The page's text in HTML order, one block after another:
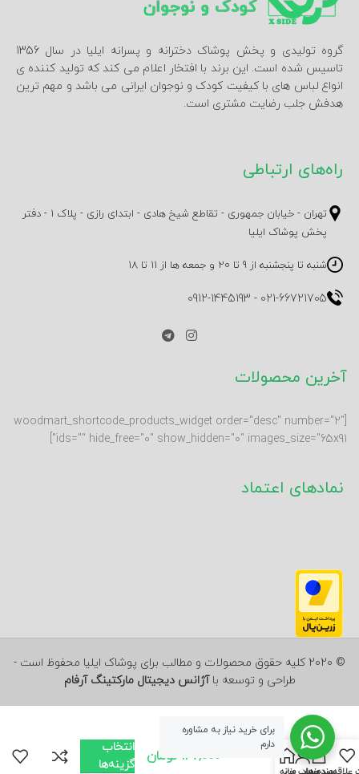
گروه تولیدی و پخش پوشاک دخترانه و پسرانه ایلیا در سال 1356
تاسیس شده است. این برند با افتخار اعلام می کند که تولید کننده ی
انواع لباس های با کیفیت کودک و نوجوان ایرانی می باشد و مهم ترین
هدفش جلب رضایت مشتری است.
راه‌های ارتباطی
تهران - خیابان جمهوری - تقاطع شیخ هادی - ابتدای رازی - پلاک 1 - دفتر
پخش پوشاک ایلیا
شنبه تا پنجشنبه از 9 تا 20 و جمعه ها از 11 تا 18
021-66721705
-
0912-1445193
آخرین محصولات
[woodmart_shortcode_products_widget order="desc" number="2"
ids="" hide_free="0" show_hidden="0" images_size="65x91"]
نمادهای اعتماد
© 2020 کلیه حقوق محصولات و مطالب برای پوشاک ایلیا محفوظ است -
طراحی و توسعه باآژانس دیجیتال مارکتینگ آرفام
لباس پسرانه کد
457
167,000 تومان
انتخاب
گزینه‌ها
برای خرید نیاز به مشاوره
دارم
0